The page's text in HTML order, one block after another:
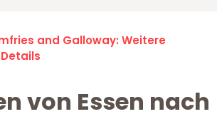
and Galloway: Weitere
von Essen nach